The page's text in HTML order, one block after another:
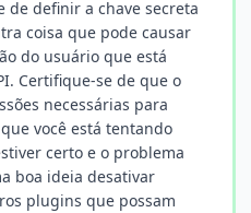
de definir a chave secreta
coisa que pode causar
do usuário que está
Certifique-se de que o
necessárias para
você está tentando
certo e o problema
boa ideia desativar
plugins que possam